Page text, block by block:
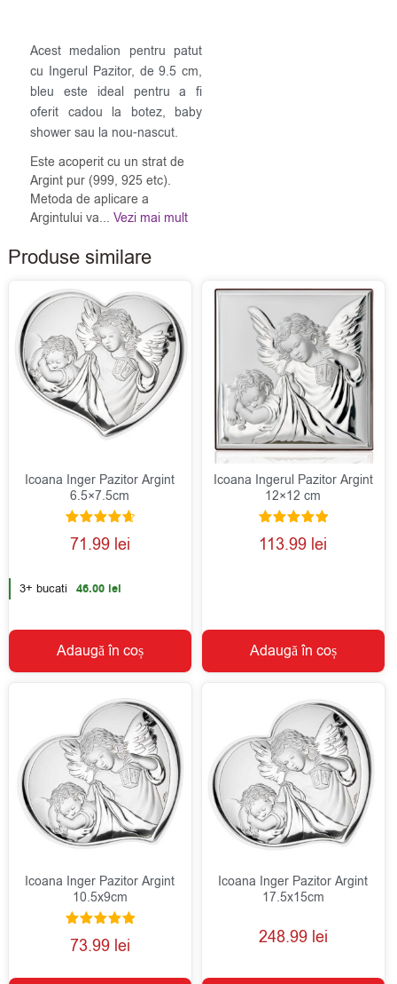
Acest medalion pentru patut
cu Ingerul Pazitor, de 9.5 cm,
bleu este ideal pentru a fi
oferit cadou la botez, baby
shower sau la nou-nascut.
Este acoperit cu un strat de
Argint pur (999, 925 etc).
Metoda de aplicare a
Argintului va... Vezi mai mult
Produse similare
Icoana Inger Pazitor Argint
6.5×7.5cm
Evaluat la
4.75
71.99 lei
3+ bucati 46.00 lei
Adaugă în coș
Icoana Ingerul Pazitor Argint
12×12 cm
Evaluat la
5.00
113.99 lei
Adaugă în coș
Icoana Inger Pazitor Argint
10.5x9cm
Evaluat la
5.00
73.99 lei
Icoana Inger Pazitor Argint
17.5x15cm
248.99 lei